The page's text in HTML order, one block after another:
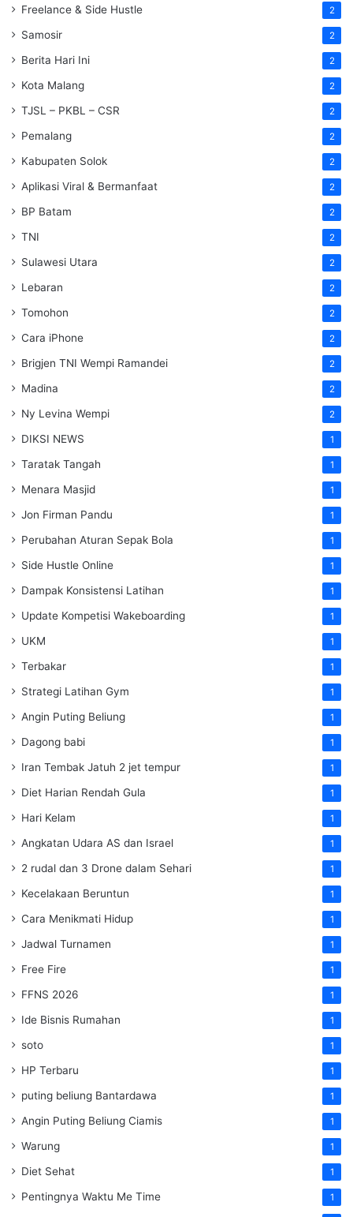
Freelance & Side Hustle 2
Samosir 2
Berita Hari Ini 2
Kota Malang 2
TJSL – PKBL – CSR 2
Pemalang 2
Kabupaten Solok 2
Aplikasi Viral & Bermanfaat 2
BP Batam 2
TNI 2
Sulawesi Utara 2
Lebaran 2
Tomohon 2
Cara iPhone 2
Brigjen TNI Wempi Ramandei 2
Madina 2
Ny Levina Wempi 2
DIKSI NEWS 1
Taratak Tangah 1
Menara Masjid 1
Jon Firman Pandu 1
Perubahan Aturan Sepak Bola 1
Side Hustle Online 1
Dampak Konsistensi Latihan 1
Update Kompetisi Wakeboarding 1
UKM 1
Terbakar 1
Strategi Latihan Gym 1
Angin Puting Beliung 1
Dagong babi 1
Iran Tembak Jatuh 2 jet tempur 1
Diet Harian Rendah Gula 1
Hari Kelam 1
Angkatan Udara AS dan Israel 1
2 rudal dan 3 Drone dalam Sehari 1
Kecelakaan Beruntun 1
Cara Menikmati Hidup 1
Jadwal Turnamen 1
Free Fire 1
FFNS 2026 1
Ide Bisnis Rumahan 1
soto 1
HP Terbaru 1
puting beliung Bantardawa 1
Angin Puting Beliung Ciamis 1
Warung 1
Diet Sehat 1
Pentingnya Waktu Me Time 1